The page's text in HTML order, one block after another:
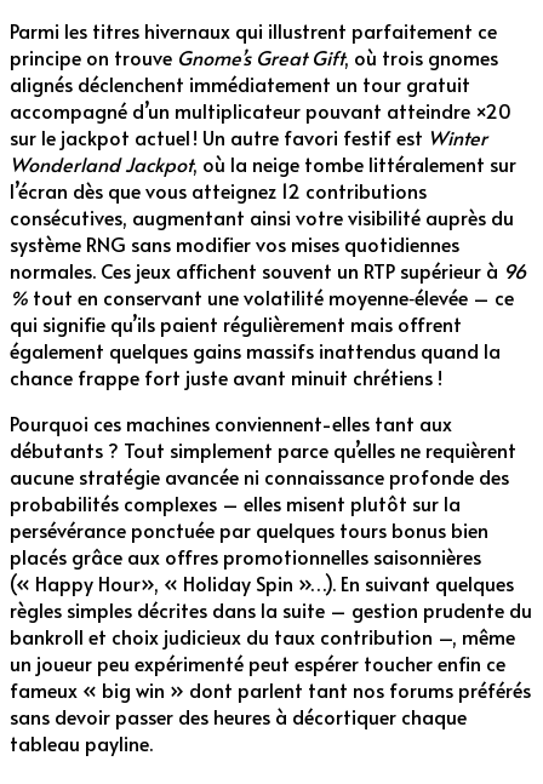
Parmi les titres hivernaux qui illustrent parfaitement ce
principe on trouve Gnome’s Great Gift, où trois gnomes
alignés déclenchent immédiatement un tour gratuit
accompagné d’un multiplicateur pouvant atteindre ×20
sur le jackpot actuel ! Un autre favori festif est Winter
Wonderland Jackpot, où la neige tombe littéralement sur
l’écran dès que vous atteignez 12 contributions
consécutives, augmentant ainsi votre visibilité auprès du
système RNG sans modifier vos mises quotidiennes
normales. Ces jeux affichent souvent un RTP supérieur à 96
% tout en conservant une volatilité moyenne‑élevée – ce
qui signifie qu’ils paient régulièrement mais offrent
également quelques gains massifs inattendus quand la
chance frappe fort juste avant minuit chrétiens !
Pourquoi ces machines conviennent-elles tant aux
débutants ? Tout simplement parce qu’elles ne requièrent
aucune stratégie avancée ni connaissance profonde des
probabilités complexes – elles misent plutôt sur la
persévérance ponctuée par quelques tours bonus bien
placés grâce aux offres promotionnelles saisonnières
(« Happy Hour», « Holiday Spin »…). En suivant quelques
règles simples décrites dans la suite – gestion prudente du
bankroll et choix judicieux du taux contribution –, même
un joueur peu expérimenté peut espérer toucher enfin ce
fameux « big win » dont parlent tant nos forums préférés
sans devoir passer des heures à décortiquer chaque
tableau payline.